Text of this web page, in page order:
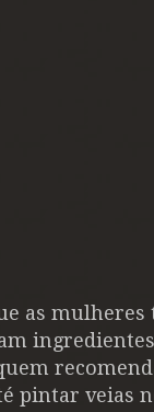
as mulheres
pintar veias